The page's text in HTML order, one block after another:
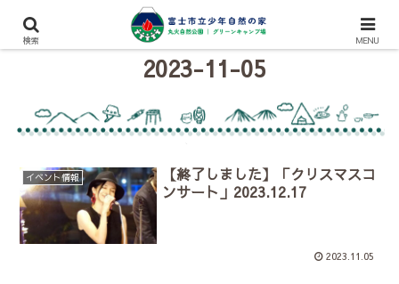
2023-11-05
イベント情報
【終了しました】「クリスマスコ
ンサート」2023.12.17
2023.11.05
検索 MENU